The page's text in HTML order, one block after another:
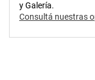
y Galería.
Consultá nuestras